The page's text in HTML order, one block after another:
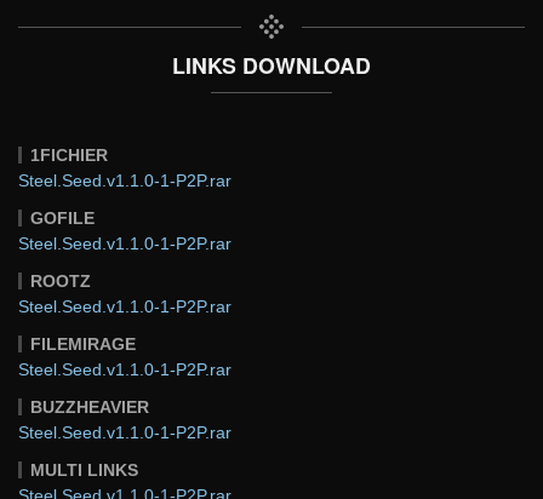
LINKS DOWNLOAD
1FICHIER
Steel.Seed.v1.1.0-1-P2P.rar
GOFILE
Steel.Seed.v1.1.0-1-P2P.rar
ROOTZ
Steel.Seed.v1.1.0-1-P2P.rar
FILEMIRAGE
Steel.Seed.v1.1.0-1-P2P.rar
BUZZHEAVIER
Steel.Seed.v1.1.0-1-P2P.rar
MULTI LINKS